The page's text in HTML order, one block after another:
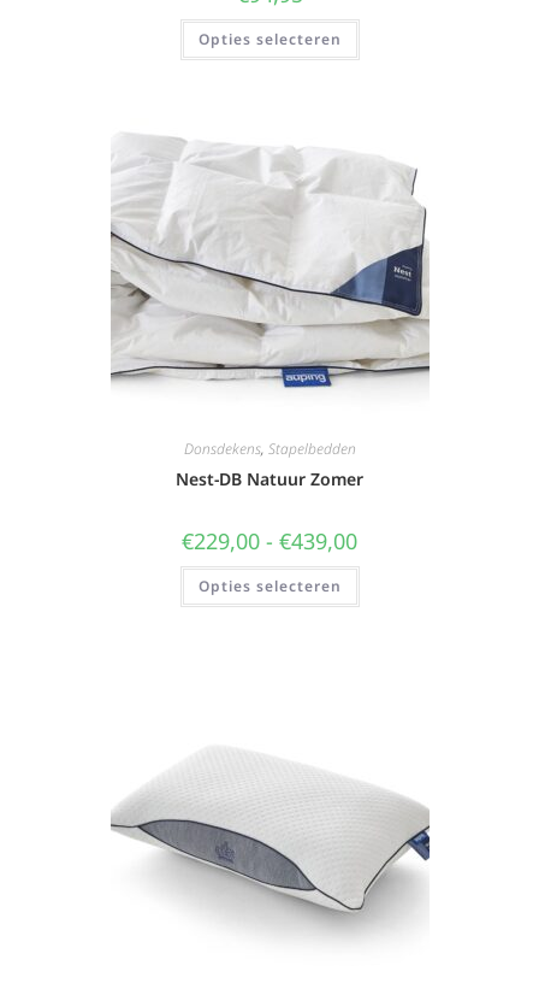
Opties selecteren
Donsdekens, Stapelbedden
Nest-DB Natuur Zomer
€229,00 - €439,00
Opties selecteren